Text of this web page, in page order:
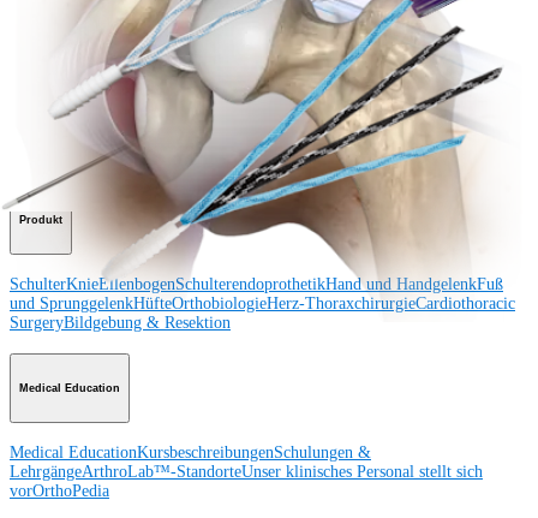
Operationsverfahren
SchulterKnie Ellenbogen Schulterendoprothetik Hand und Handgelenk
und Sprunggelenk Trauma Hüfte OrthobiologieCardiothoracic
Wirbelsäule
Produkt
SchulterKnieEllenbogenSchulterendoprothetikHand und HandgelenkFuß
und SprunggelenkHüfteOrthobiologieHerz-ThoraxchirurgieCardiothoracic
SurgeryBildgebung & Resektion
Medical Education
Medical EducationKursbeschreibungenSchulungen &
LehrgängeArthroLab™-StandorteUnser klinisches Personal stellt sich
vorOrthoPedia